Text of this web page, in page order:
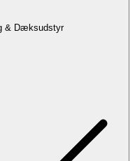
& Dæksudstyr